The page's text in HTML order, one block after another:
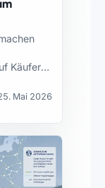
Käufer
Mai 2026